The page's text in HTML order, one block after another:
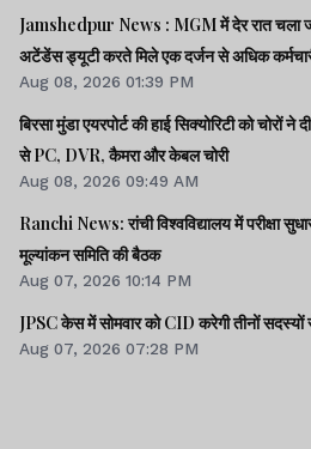
Jamshedpur News : MGM में देर रात चला
अटेंडेंस ड्यूटी करते मिले एक दर्जन से अधिक
Aug 08, 2026 01:39 PM
बिरसा मुंडा एयरपोर्ट की हाई सिक्योरिटी को चोरों ने
से PC, DVR, कैमरा और केबल चोरी
Aug 08, 2026 09:49 AM
Ranchi News: रांची विश्वविद्यालय में परीक्षा
मूल्यांकन समिति की बैठक
Aug 07, 2026 10:14 PM
JPSC केस में सोमवार को CID करेगी तीनों
Aug 07, 2026 07:28 PM